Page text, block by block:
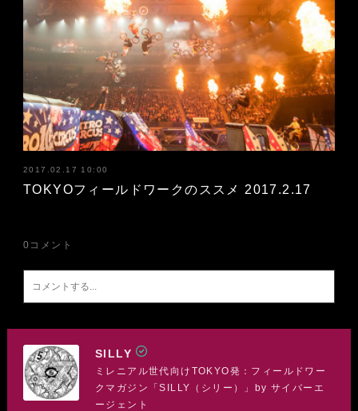
2017.02.17 10:00
TOKYOフィールドワークのススメ 2017.2.17
0 コメント
SILLY
ミレニアル世代向けTOKYO発：フィールドワー
クマガジン「SILLY（シリー）」by サイバーエ
ージェント